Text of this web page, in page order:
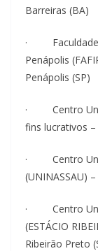
Barreiras (BA)
· Faculdade
Penápolis
Penápolis (SP)
· Centro
fins lucrativos –
· Centro
(UNINASSAU)
· Centro
(ESTÁCIO
Ribeirão Preto